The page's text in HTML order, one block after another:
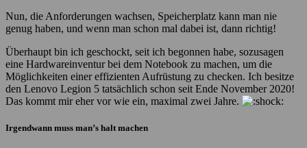
Nun, die Anforderungen wachsen, Speicherplatz kann man nie
genug haben, und wenn man schon mal dabei ist, dann richtig!
Überhaupt bin ich geschockt, seit ich begonnen habe, sozusagen
eine Hardwareinventur bei dem Notebook zu machen, um die
Möglichkeiten einer effizienten Aufrüstung zu checken. Ich besitze
den Lenovo Legion 5 tatsächlich schon seit Ende November 2020!
Das kommt mir eher vor wie ein, maximal zwei Jahre.
Irgendwann muss man’s halt machen